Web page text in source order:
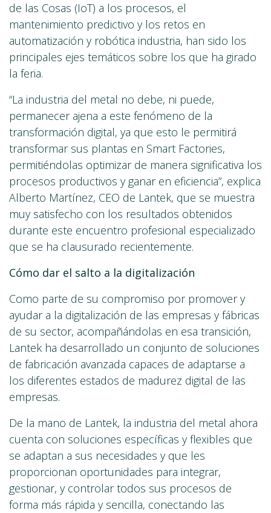
de las Cosas (IoT) a los procesos, el
mantenimiento predictivo y los retos en
automatización y robótica industria, han sido los
principales ejes temáticos sobre los que ha girado
la feria.
“La industria del metal no debe, ni puede,
permanecer ajena a este fenómeno de la
transformación digital, ya que esto le permitirá
transformar sus plantas en Smart Factories,
permitiéndolas optimizar de manera significativa los
procesos productivos y ganar en eficiencia”, explica
Alberto Martínez, CEO de Lantek, que se muestra
muy satisfecho con los resultados obtenidos
durante este encuentro profesional especializado
que se ha clausurado recientemente.
Cómo dar el salto a la digitalización
Como parte de su compromiso por promover y
ayudar a la digitalización de las empresas y fábricas
de su sector, acompañándolas en esa transición,
Lantek ha desarrollado un conjunto de soluciones
de fabricación avanzada capaces de adaptarse a
los diferentes estados de madurez digital de las
empresas.
De la mano de Lantek, la industria del metal ahora
cuenta con soluciones específicas y flexibles que
se adaptan a sus necesidades y que les
proporcionan oportunidades para integrar,
gestionar, y controlar todos sus procesos de
forma más rápida y sencilla, conectando las